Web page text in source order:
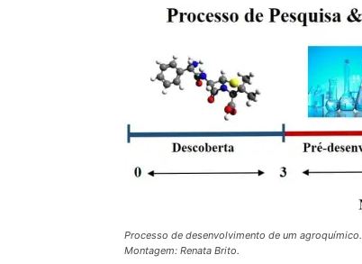
Processo de desenvolvimento de um agroquímico.
Montagem: Renata Brito.